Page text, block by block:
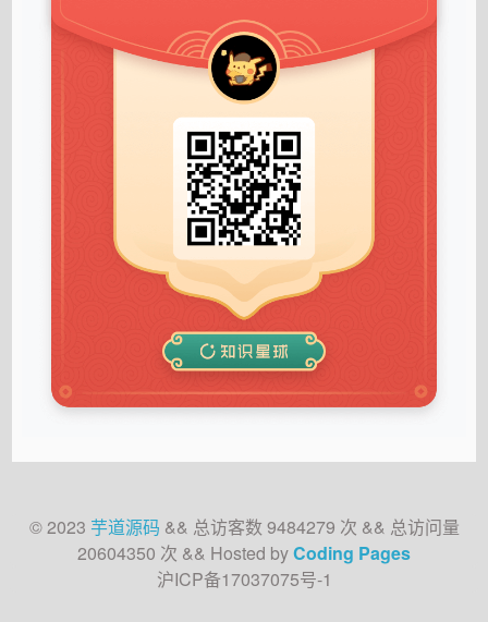
© 2023 芋道源码 && 总访客数 9484279 次 && 总访问量
20604350 次 && Hosted byCoding Pages
沪ICP备17037075号-1